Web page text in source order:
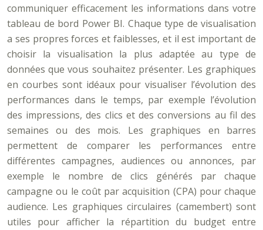
communiquer efficacement les informations dans votre
tableau de bord Power BI. Chaque type de visualisation
a ses propres forces et faiblesses, et il est important de
choisir la visualisation la plus adaptée au type de
données que vous souhaitez présenter. Les graphiques
en courbes sont idéaux pour visualiser l’évolution des
performances dans le temps, par exemple l’évolution
des impressions, des clics et des conversions au fil des
semaines ou des mois. Les graphiques en barres
permettent de comparer les performances entre
différentes campagnes, audiences ou annonces, par
exemple le nombre de clics générés par chaque
campagne ou le coût par acquisition (CPA) pour chaque
audience. Les graphiques circulaires (camembert) sont
utiles pour afficher la répartition du budget entre